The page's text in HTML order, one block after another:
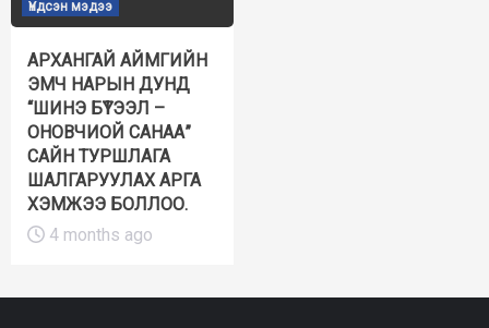
Үндсэн мэдээ
АРХАНГАЙ АЙМГИЙН
ЭМЧ НАРЫН ДУНД
“ШИНЭ БҮТЭЭЛ –
ОНОВЧИОЙ САНАА”
САЙН ТУРШЛАГА
ШАЛГАРУУЛАХ АРГА
ХЭМЖЭЭ БОЛЛОО.
4 months ago